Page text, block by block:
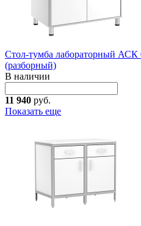
Стол-тумба лабораторный
(разборный)
В наличии
11 940 руб.
Показать еще